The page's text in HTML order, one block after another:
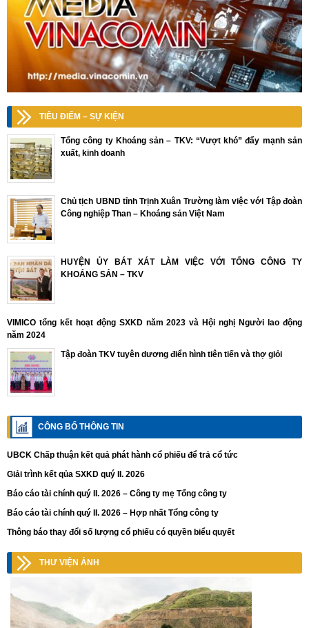
TIÊU ĐIỂM – SỰ KIỆN
Tổng công ty Khoáng sản – TKV: “Vượt khó” đẩy mạnh sản
xuất, kinh doanh
Chủ tịch UBND tỉnh Trịnh Xuân Trường làm việc với Tập đoàn
Công nghiệp Than – Khoáng sản Việt Nam
HUYỆN ỦY BÁT XÁT LÀM VIỆC VỚI TỔNG CÔNG TY
KHOÁNG SẢN – TKV
VIMICO tổng kết hoạt động SXKD năm 2023 và Hội nghị Người lao động
năm 2024
Tập đoàn TKV tuyên dương điển hình tiên tiến và thợ giỏi
CÔNG BỐ THÔNG TIN
UBCK Chấp thuận kết quả phát hành cổ phiếu để trả cổ tức
Giải trình kết qủa SXKD quý II. 2026
Báo cáo tài chính quý II. 2026 – Công ty mẹ Tổng công ty
Báo cáo tài chính quý II. 2026 – Hợp nhất Tổng công ty
Thông báo thay đổi số lượng cổ phiếu có quyền biểu quyết
THƯ VIỆN ẢNH